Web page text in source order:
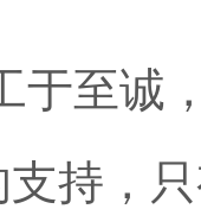
至诚，
持，